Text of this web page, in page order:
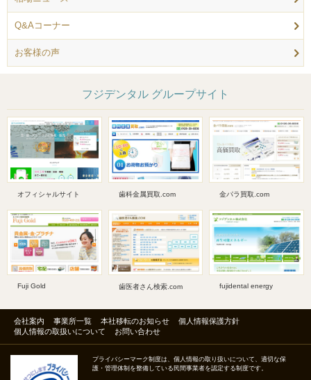
Q&Aコーナー
お客様の声
フジデンタル グループサイト
オフィシャルサイト 歯科金属買取.com 金パラ買取.com
Fuji Gold 歯医者さん検索.com fujidental energy
会社案内 事業所一覧 本社移転のお知らせ
個人情報保護方針
個人情報の取扱いについて
お問い合わせ
プライバシーマーク制度は、個人情報の取り扱いについて、適切な保
護・管理体制を整備している民間事業者を認定する制度です。